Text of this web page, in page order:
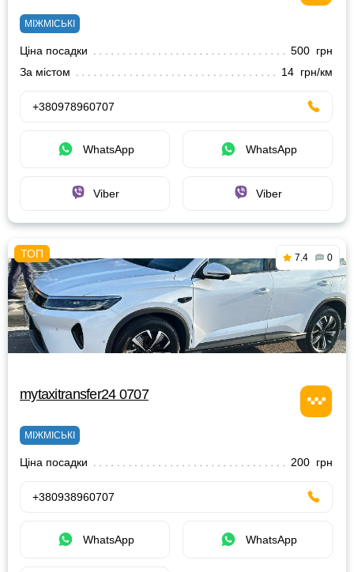
МІЖМІСЬКІ
Ціна посадки
500 грн
За містом
14 грн/км
+380978960707
WhatsApp WhatsApp
Viber Viber
7.4 0
mytaxitransfer24 0707
МІЖМІСЬКІ
Ціна посадки 200 грн
+380938960707
WhatsApp WhatsApp